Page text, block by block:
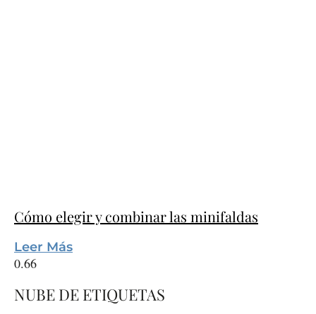
Cómo elegir y combinar las minifaldas
Leer Más
NUBE DE ETIQUETAS